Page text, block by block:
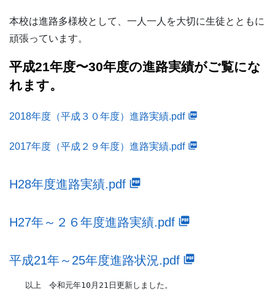
本校は進路多様校として、一人一人を大切に生徒とともに
頑張っています。
平成21年度〜30年度の進路実績がご覧にな
れます。
2018年度（平成３０年度）進路実績.pdf
2017年度（平成２９年度）進路実績.pdf
H28年度進路実績.pdf
H27年～２６年度進路実績.pdf
平成21年～25年度進路状況.pdf
以上 令和元年10月21日更新しました。